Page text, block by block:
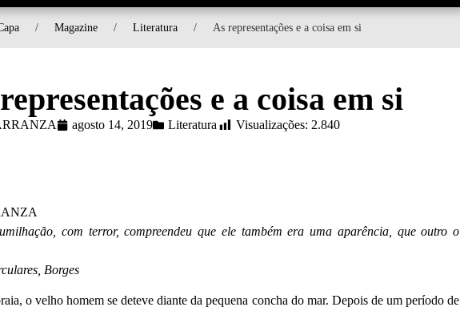
/ Magazine / Literatura / As representações e a coisa em si
e a coisa em si
agosto 14, 2019 Literatura Visualizações: 2.840
com terror, compreendeu que ele também era uma aparência, que outro o
Borges
velho homem se deteve diante da pequena concha do mar. Depois de um período de